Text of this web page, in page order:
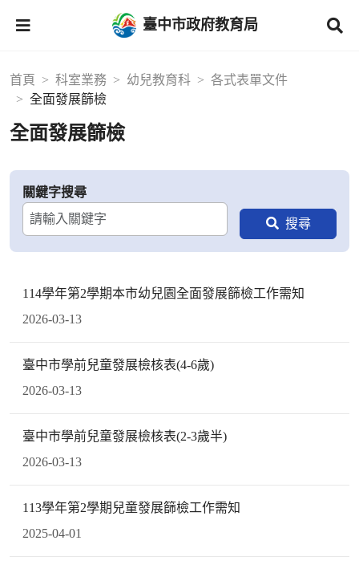
臺中市政府教育局
首頁 科室業務 幼兒教育科
各式表單文件
全面發展篩檢
全面發展篩檢
關鍵字搜尋
114學年第2學期本市幼兒園全面發展篩檢工作需知
2026-03-13
臺中市學前兒童發展檢核表(4-6歲)
2026-03-13
臺中市學前兒童發展檢核表(2-3歲半)
2026-03-13
113學年第2學期兒童發展篩檢工作需知
2025-04-01